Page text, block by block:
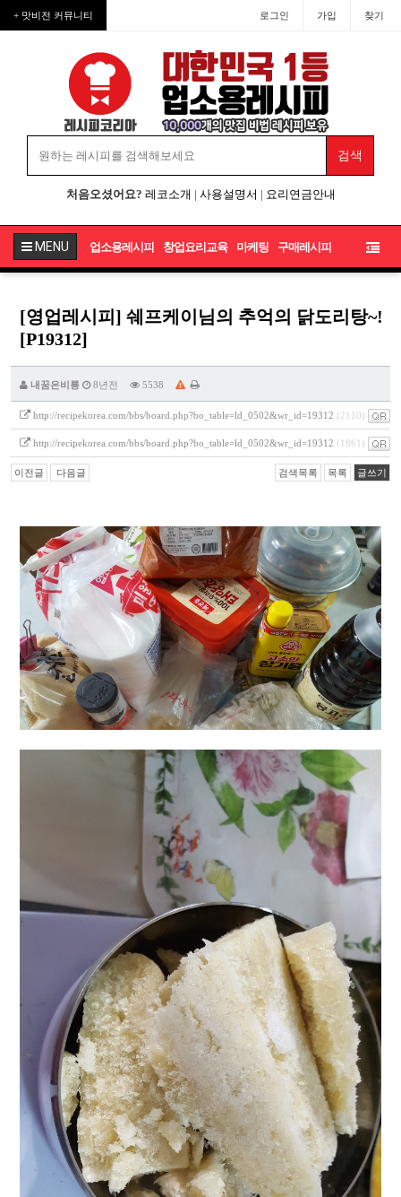
+ 맛비전 커뮤니티 로그인 가입 찾기
처음오셨어요? 레코소개 | 사용설명서 | 요리연금안내
MENU 업소용레시피 창업요리교육 마케팅 구매레시피
[영업레시피] 쉐프케이님의 추억의 닭도리탕~!
[P19312]
내꿈은비룡 8년전 5538
http://recipekorea.com/bbs/board.php?bo_table=ld_0502&wr_id=19312 (2110)
http://recipekorea.com/bbs/board.php?bo_table=ld_0502&wr_id=19312 (1861)
이전글 다음글 검색목록 목록 글쓰기